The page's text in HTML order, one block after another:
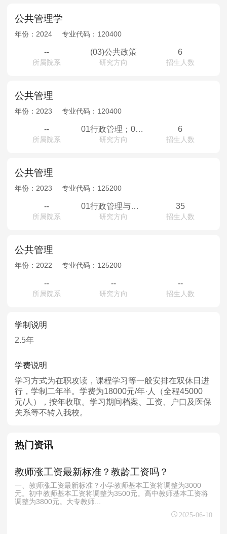
公共管理学
年份： 2024 专业代码： 120400
--
所属院系
(03)公共政策
研究方向
6
招生人数
公共管理
年份： 2023 专业代码： 120400
--
所属院系
01行政管理；02社会治理；03公共政策；
研究方向
6
招生人数
公共管理
年份： 2023 专业代码： 125200
--
所属院系
01行政管理与地方治理创新；02区域发展与城市经济管理；
研究方向
35
招生人数
公共管理
年份： 2022 专业代码： 125200
--
所属院系
--
研究方向
--
招生人数
学制说明
2.5年
学费说明
学习方式为在职攻读，课程学习等一般安排在双休日进
行，学制二年半。学费为18000元/年·人（全程45000
元/人），按年收取。学习期间档案、工资、户口及医保
关系等不转入我校。
热门资讯
教师涨工资最新标准？教龄工资吗？
一、教师涨工资最新标准？小学教师基本工资将调整为3000
元。初中教师基本工资将调整为3500元。高中教师基本工资将
调整为3800元。大专教师...
2025-06-10